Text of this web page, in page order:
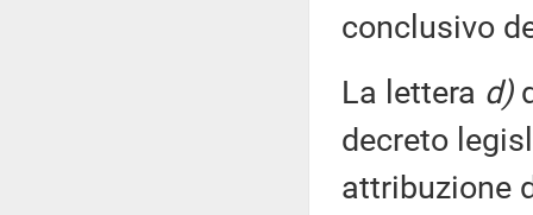
conclusivo
La lettera d)
decreto
attribuzione